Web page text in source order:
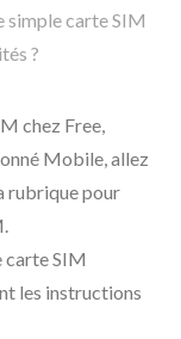
carte SIM
?
chez Free,
Mobile, allez
rubrique pour
carte SIM
les instructions